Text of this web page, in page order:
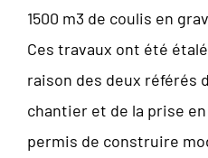
1500 m3 de coulis en
Ces travaux ont été
raison des deux référés
chantier et de la prise
permis de construire